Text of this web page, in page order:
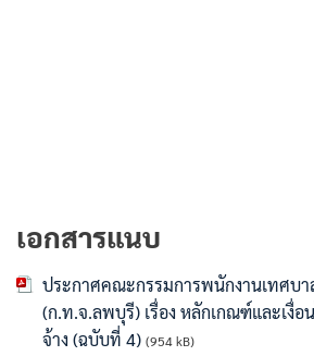
เอกสารแนบ
ประกาศคณะกรรมการพนักงานเทศบ
(ก.ท.จ.ลพบุรี) เรื่อง หลักเกณฑ์และเงื่อ
จ้าง (ฉบับที่ 4) (954 kB)